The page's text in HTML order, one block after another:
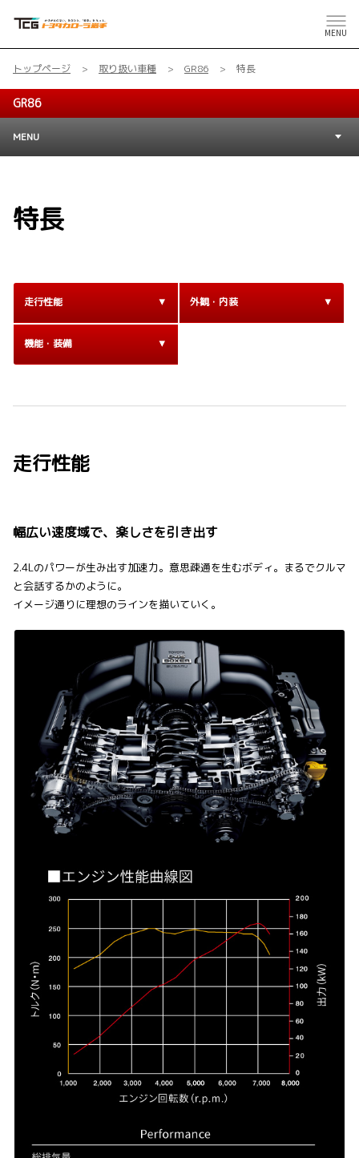
MENU
トップページ 取り扱い車種 GR86 特長
GR86
MENU
特長
走行性能 外観・内装
機能・装備
走行性能
幅広い速度域で、楽しさを引き出す
2.4Lのパワーが生み出す加速力。意思疎通を生むボディ。まるでクルマ
と会話するかのように。
イメージ通りに理想のラインを描いていく。